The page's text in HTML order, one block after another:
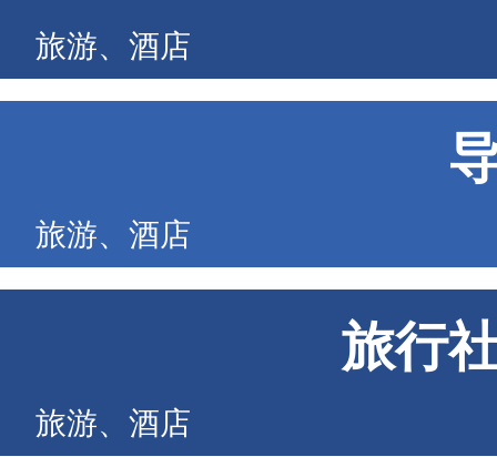
旅游、酒店
旅游、酒店
旅行
旅游、酒店